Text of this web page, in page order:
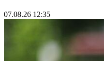
07.08.26 12:35